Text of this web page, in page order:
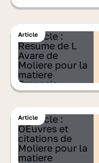
Article
Article